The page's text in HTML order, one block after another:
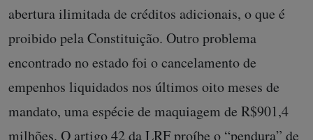
abertura ilimitada de créditos adicionais, o que é
proibido pela Constituição. Outro problema
encontrado no estado foi o cancelamento de
empenhos liquidados nos últimos oito meses de
mandato, uma espécie de maquiagem de R$901,4
milhões. O artigo 42 da LRF proíbe o “pendura” de